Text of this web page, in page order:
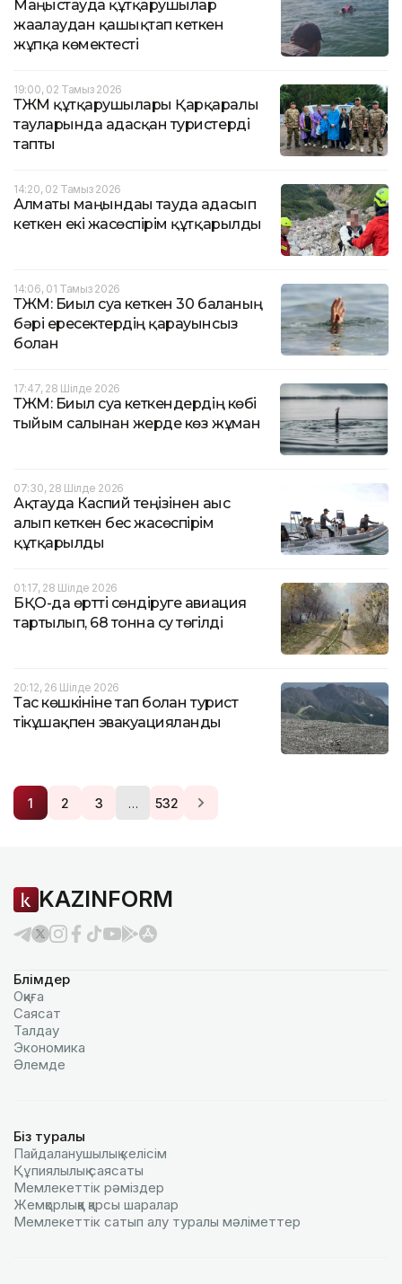
Маңғыстауда құтқарушылар
жағалаудан қашықтап кеткен
жұпқа көмектесті
19:00, 02 Тамыз 2026
ТЖМ құтқарушылары Қарқаралы
тауларында адасқан туристерді
тапты
14:20, 02 Тамыз 2026
Алматы маңындағы тауда адасып
кеткен екі жасөспірім құтқарылды
14:06, 01 Тамыз 2026
ТЖМ: Биыл суға кеткен 30 баланың
бәрі ересектердің қарауынсыз
болған
17:47, 28 Шілде 2026
ТЖМ: Биыл суға кеткендердің көбі
тыйым салынған жерде көз жұмған
07:30, 28 Шілде 2026
Ақтауда Каспий теңізінен ағыс
алып кеткен бес жасөспірім
құтқарылды
01:17, 28 Шілде 2026
БҚО-да өртті сөндіруге авиация
тартылып, 68 тонна су төгілді
20:12, 26 Шілде 2026
Тас көшкініне тап болған турист
тікұшақпен эвакуацияланды
1 2 3 … 532
KAZINFORM
Бөлімдер
Оқиға
Саясат
Талдау
Экономика
Әлемде
Біз туралы
Пайдаланушылық келiciм
Құпиялылық саясаты
Мемлекеттік рәміздер
Жемқорлыққа қарсы шаралар
Мемлекеттік сатып алу туралы мәлiметтер